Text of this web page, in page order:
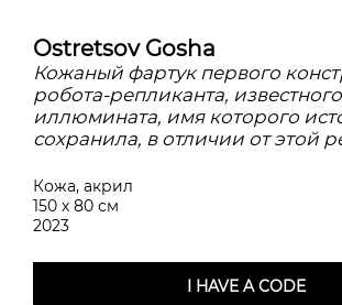
Ostretsov Gosha
Кожаный фартук первого
робота-репликанта, известного
иллюмината, имя которого
сохранила, в отличии от этой
Кожа, акрил
150 х 80 см
2023
I HAVE A CODE